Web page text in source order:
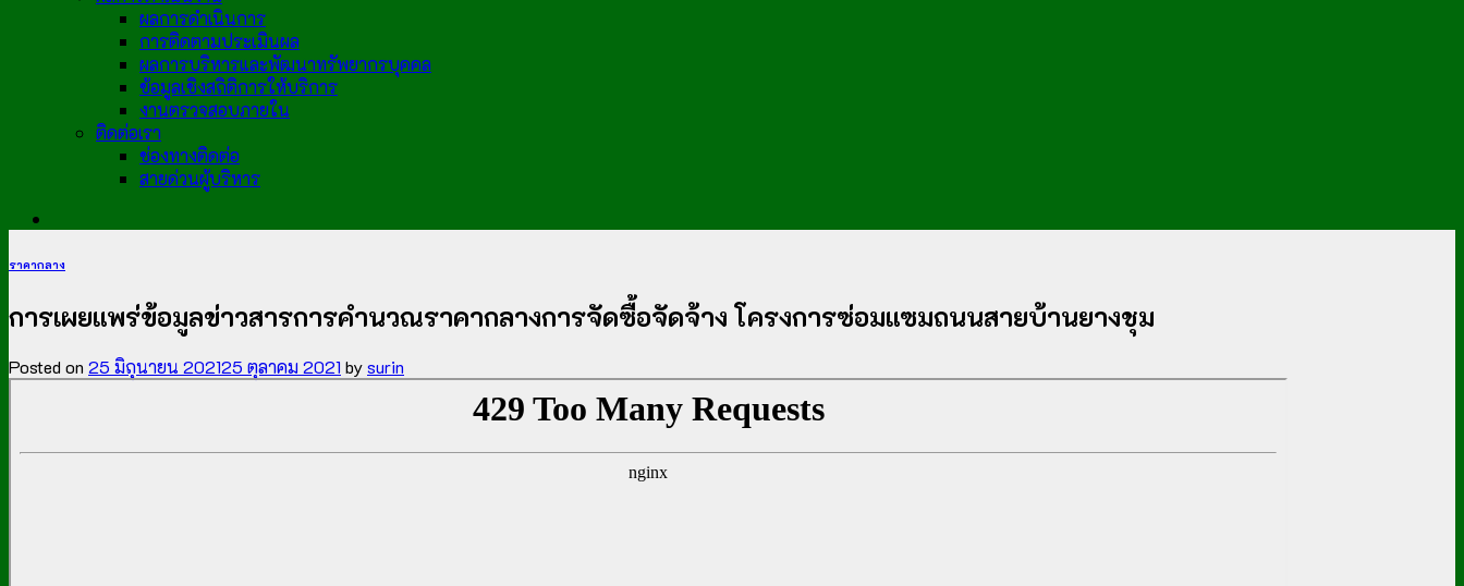
ผลการดำเนินการ
การติดตามประเมินผล
ผลการบริหารและพัฒนาทรัพยากรบุคคล
ข้อมูลเชิงสถิติการให้บริการ
งานตรวจสอบภายใน
ติดต่อเรา
ช่องทางติดต่อ
สายด่วนผู้บริหาร
ราคากลาง
การเผยแพร่ข้อมูลข่าวสารการคำนวณราคากลางการจัดซื้อจัดจ้าง โครงการซ่อมแซมถนนสายบ้านยางชุม
Posted on 25 มิถุนายน 202125 ตุลาคม 2021 bysurin